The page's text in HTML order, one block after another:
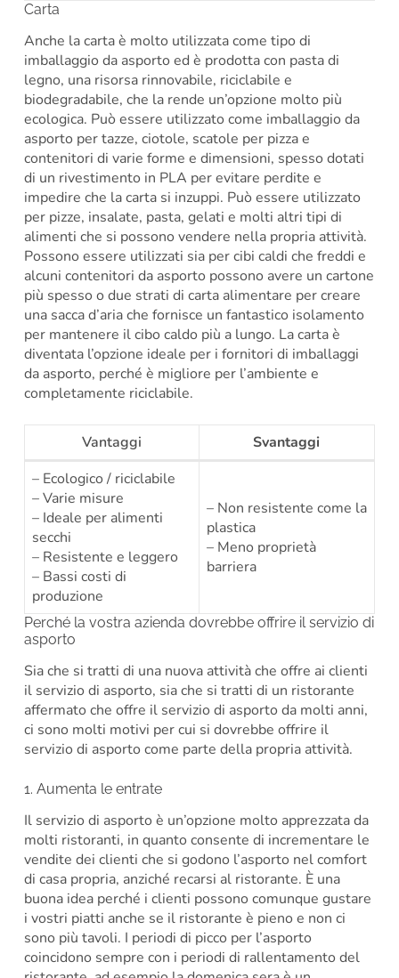
Carta
Anche la carta è molto utilizzata come tipo di
imballaggio da asporto ed è prodotta con pasta di
legno, una risorsa rinnovabile, riciclabile e
biodegradabile, che la rende un’opzione molto più
ecologica. Può essere utilizzato come imballaggio da
asporto per tazze, ciotole, scatole per pizza e
contenitori di varie forme e dimensioni, spesso dotati
di un rivestimento in PLA per evitare perdite e
impedire che la carta si inzuppi. Può essere utilizzato
per pizze, insalate, pasta, gelati e molti altri tipi di
alimenti che si possono vendere nella propria attività.
Possono essere utilizzati sia per cibi caldi che freddi e
alcuni contenitori da asporto possono avere un cartone
più spesso o due strati di carta alimentare per creare
una sacca d’aria che fornisce un fantastico isolamento
per mantenere il cibo caldo più a lungo. La carta è
diventata l’opzione ideale per i fornitori di imballaggi
da asporto, perché è migliore per l’ambiente e
completamente riciclabile.
Vantaggi
Svantaggi
– Ecologico / riciclabile
– Varie misure
– Ideale per alimenti
secchi
– Resistente e leggero
– Bassi costi di
produzione
– Non resistente come la
plastica
– Meno proprietà
barriera
Perché la vostra azienda dovrebbe offrire il servizio di
asporto
Sia che si tratti di una nuova attività che offre ai clienti
il servizio di asporto, sia che si tratti di un ristorante
affermato che offre il servizio di asporto da molti anni,
ci sono molti motivi per cui si dovrebbe offrire il
servizio di asporto come parte della propria attività.
1. Aumenta le entrate
Il servizio di asporto è un’opzione molto apprezzata da
molti ristoranti, in quanto consente di incrementare le
vendite dei clienti che si godono l’asporto nel comfort
di casa propria, anziché recarsi al ristorante. È una
buona idea perché i clienti possono comunque gustare
i vostri piatti anche se il ristorante è pieno e non ci
sono più tavoli. I periodi di picco per l’asporto
coincidono sempre con i periodi di rallentamento del